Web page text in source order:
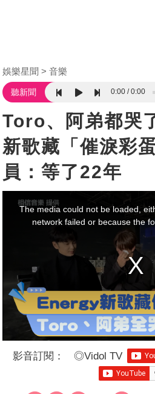
娛樂星聞 音樂
聽新聞 0:00 0:00
Toro、阿弟都哭
新歌藏「催淚彩
員：等了22年
The media could not be loaded,
network failed or because the
影音訂閱： ◎Vidol TV